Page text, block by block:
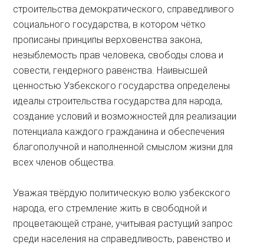
строительства демократического, справедливого
социального государства, в котором чётко
прописаны принципы верховенства закона,
незыблемость прав человека, свободы слова и
совести, гендерного равенства. Наивысшей
ценностью Узбекского государства определены
идеалы строительства государства для народа,
создание условий и возможностей для реализации
потенциала каждого гражданина и обеспечения
благополучной и наполненной смыслом жизни для
всех членов общества.
Уважая твёрдую политическую волю узбекского
народа, его стремление жить в свободной и
процветающей стране, учитывая растущий запрос
среди населения на справедливость, равенство и